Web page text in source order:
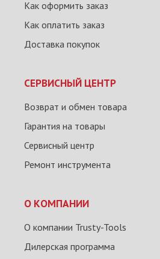
Как оформить заказ
Как оплатить заказ
Доставка покупок
СЕРВИСНЫЙ ЦЕНТР
Возврат и обмен товара
Гарантия на товары
Сервисный центр
Ремонт инструмента
О КОМПАНИИ
О компании Trusty-Tools
Дилерская программа